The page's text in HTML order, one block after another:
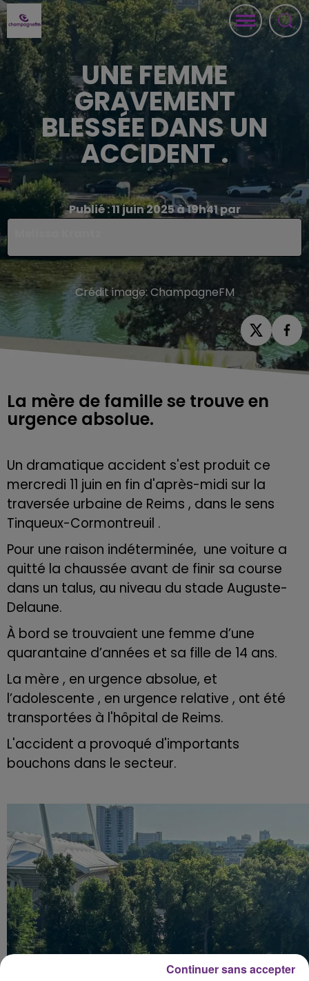
UNE FEMME
GRAVEMENT
BLESSÉE DANS UN
ACCIDENT .
Publié : 11 juin 2025 à 19h41 par
Crédit image:ChampagneFM
La mère de famille se trouve en
urgence absolue.
Un dramatique accident s'est produit ce
mercredi 11 juin en fin d'après-midi sur la
traversée urbaine de Reims , dans le sens
Tinqueux-Cormontreuil .
Pour une raison indéterminée, une voiture a
quitté la chaussée avant de finir sa course
dans un talus, au niveau du stade Auguste-
Delaune.
À bord se trouvaient une femme d’une
quarantaine d’années et sa fille de 14 ans.
La mère , en urgence absolue, et
l’adolescente , en urgence relative , ont été
transportées à l'hôpital de Reims.
L'accident a provoqué d'importants
bouchons dans le secteur.
Continuer sans accepter